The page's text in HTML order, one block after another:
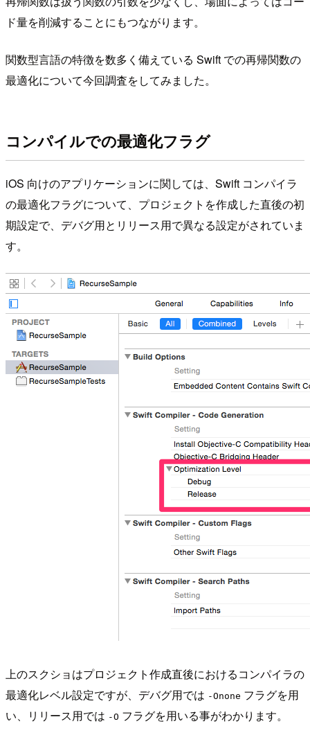
ド量を削減することにもつながります。
関数型言語の特徴を数多く備えている Swift での再帰関数の
最適化について今回調査をしてみました。
コンパイルでの最適化フラグ
iOS 向けのアプリケーションに関しては、Swift コンパイラ
の最適化フラグについて、プロジェクトを作成した直後の初
期設定で、デバグ用とリリース用で異なる設定がされていま
す。
上のスクショはプロジェクト作成直後におけるコンパイラの
最適化レベル設定ですが、デバグ用では -Onone フラグを用
い、リリース用では -O フラグを用いる事がわかります。